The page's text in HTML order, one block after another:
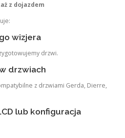
z dojazdem
wizjera
drzwi.
drzwiach
z drzwiami Gerda, Dierre,
lub konfiguracja